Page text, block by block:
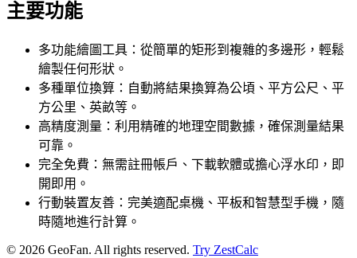
主要功能
多功能繪圖工具：從簡單的矩形到複雜的多邊形，輕鬆
繪製任何形狀。
多種單位換算：自動將結果換算為公頃、平方公尺、平
方公里、英畝等。
高精度測量：利用精確的地理空間數據，確保測量結果
可靠。
完全免費：無需註冊帳戶、下載軟體或擔心浮水印，即
開即用。
行動裝置友善：完美適配桌機、平板和智慧型手機，隨
時隨地進行計算。
© 2026 GeoFan. All rights reserved. Try ZestCalc